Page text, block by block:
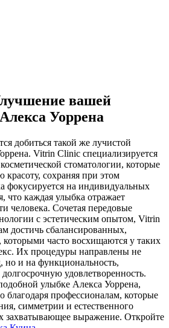
вашей
Уоррена
добиться такой же лучистой
Vitrin Clinic специализируется
стоматологии, которые
красоту, сохраняя при этом
фокусируется на индивидуальных
что каждая улыбка отражает
человека. Сочетая передовые
с эстетическим опытом, Vitrin
достичь сбалансированных,
часто восхищаются у таких
Их процедуры направлены не
но и на функциональность,
удовлетворенность.
улыбке Алекса Уоррена,
благодаря профессионалам, которые
симметрии и естественного
захватывающее выражение. Откройте